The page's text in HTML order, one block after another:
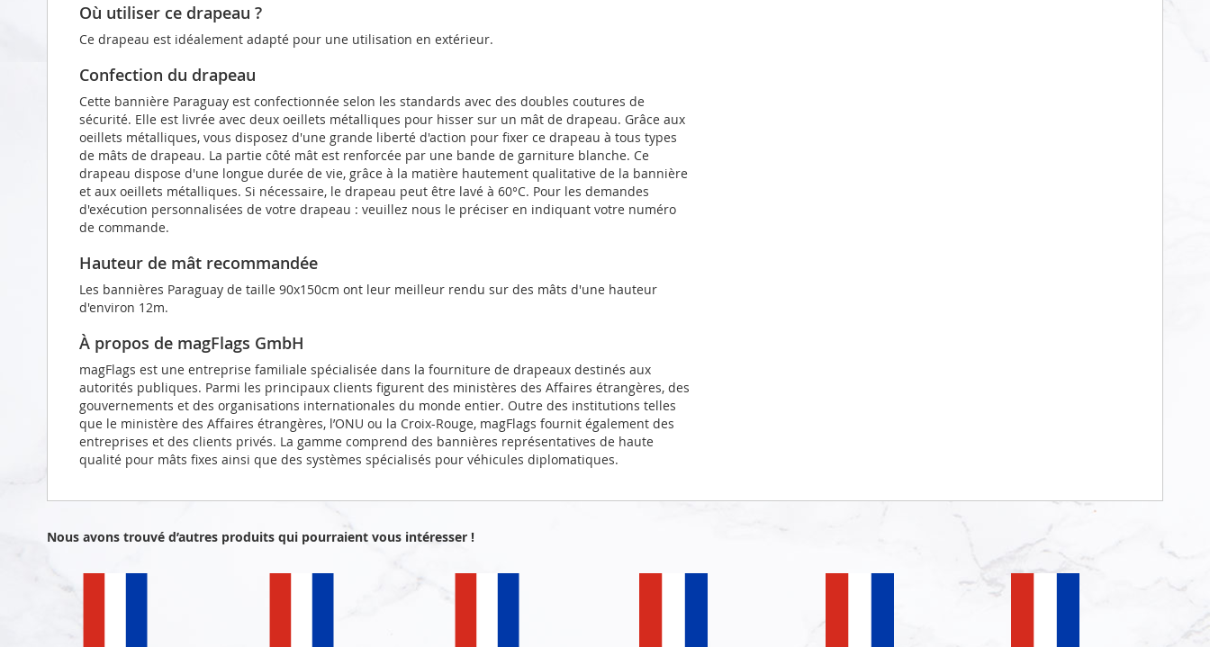
Où utiliser ce drapeau ?
Ce drapeau est idéalement adapté pour une utilisation en extérieur.
Confection du drapeau
Cette bannière Paraguay est confectionnée selon les standards avec des doubles coutures de
sécurité. Elle est livrée avec deux oeillets métalliques pour hisser sur un mât de drapeau. Grâce aux
oeillets métalliques, vous disposez d'une grande liberté d'action pour fixer ce drapeau à tous types
de mâts de drapeau. La partie côté mât est renforcée par une bande de garniture blanche. Ce
drapeau dispose d'une longue durée de vie, grâce à la matière hautement qualitative de la bannière
et aux oeillets métalliques. Si nécessaire, le drapeau peut être lavé à 60°C. Pour les demandes
d'exécution personnalisées de votre drapeau : veuillez nous le préciser en indiquant votre numéro
de commande.
Hauteur de mât recommandée
Les bannières Paraguay de taille 90x150cm ont leur meilleur rendu sur des mâts d'une hauteur
d'environ 12m.
À propos de magFlags GmbH
magFlags est une entreprise familiale spécialisée dans la fourniture de drapeaux destinés aux
autorités publiques. Parmi les principaux clients figurent des ministères des Affaires étrangères, des
gouvernements et des organisations internationales du monde entier. Outre des institutions telles
que le ministère des Affaires étrangères, l’ONU ou la Croix-Rouge, magFlags fournit également des
entreprises et des clients privés. La gamme comprend des bannières représentatives de haute
qualité pour mâts fixes ainsi que des systèmes spécialisés pour véhicules diplomatiques.
Nous avons trouvé d’autres produits qui pourraient vous intéresser !